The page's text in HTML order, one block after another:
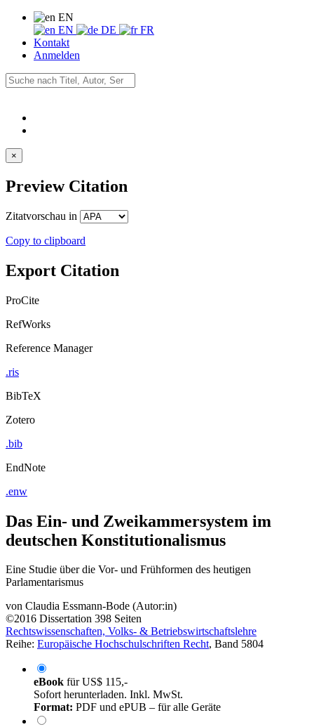
EN
EN
DE
FR
Kontakt
Anmelden
×
Preview Citation
Zitatvorschau in
Copy to clipboard
Export Citation
ProCite
RefWorks
Reference Manager
.ris
BibTeX
Zotero
.bib
EndNote
.enw
Das Ein- und Zweikammersystem im
deutschen Konstitutionalismus
Eine Studie über die Vor- und Frühformen des heutigen
Parlamentarismus
von Claudia Essmann-Bode (Autor:in)
©2016 Dissertation 398 Seiten
Rechtswissenschaften, Volks- & Betriebswirtschaftslehre
Reihe: Europäische Hochschulschriften Recht, Band 5804
eBook fürUS$ 115,-
Sofort herunterladen. Inkl. MwSt.
Format: PDF und ePUB – für alle Geräte